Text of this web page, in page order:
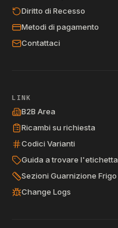
Diritto di Recesso
Metodi di pagamento
Contattaci
LINK
B2B Area
Ricambi su richiesta
Codici Varianti
Guida a trovare l'etichetta
Sezioni Guarnizione Frigo
Change Logs